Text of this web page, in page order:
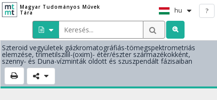
Magyar Tudományos Művek
Tára
hu ?
Szteroid vegyületek gázkromatográfiás-tömegspektrometriás
elemzése, trimetilszilil-(oxim)- éter/észter származékokként,
szenny- és Duna-vízminták oldott és szuszpendált fázisaiban